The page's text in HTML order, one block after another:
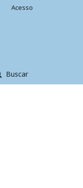
Buscar
Acesso